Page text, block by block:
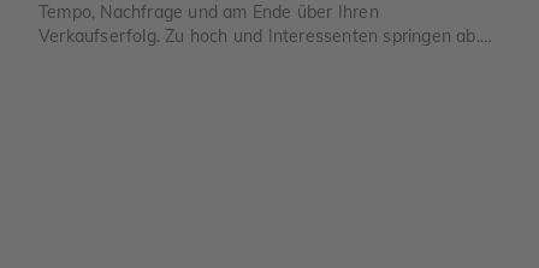
Tempo, Nachfrage und am Ende über Ihren
Verkaufserfolg. Zu hoch und Interessenten springen ab.